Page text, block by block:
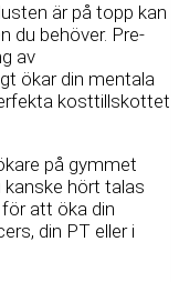
är på topp kan
du behöver. Pre-
av
ökar din mentala
kosttillskottet
på gymmet
kanske hört talas
att öka din
din PT eller i